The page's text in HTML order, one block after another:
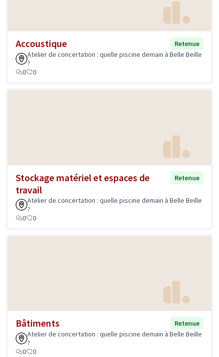
Accoustique
Retenue
Atelier de concertation : quelle piscine demain à Belle Beille
?
0
0
Stockage matériel et espaces de
travail
Retenue
Atelier de concertation : quelle piscine demain à Belle Beille
?
0
0
Bâtiments
Retenue
Atelier de concertation : quelle piscine demain à Belle Beille
?
0
0